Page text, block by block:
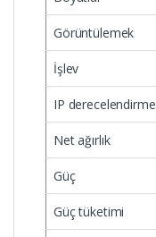
Görüntülemek
İşlev
IP derecelendirme
Net ağırlık
Güç
Güç tüketimi